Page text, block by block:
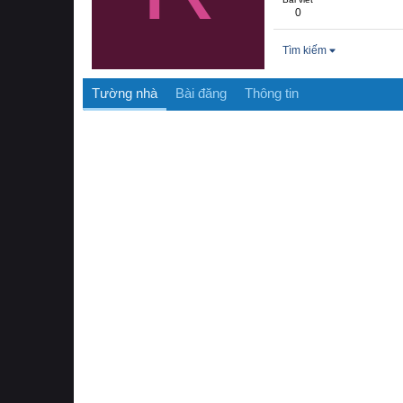
0
Tìm kiếm
Tường nhà Bài đăng Thông tin